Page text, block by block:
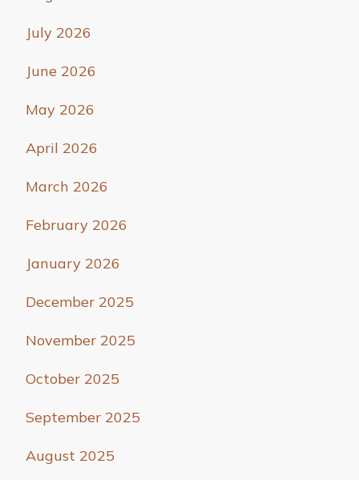
July 2026
June 2026
May 2026
April 2026
March 2026
February 2026
January 2026
December 2025
November 2025
October 2025
September 2025
August 2025